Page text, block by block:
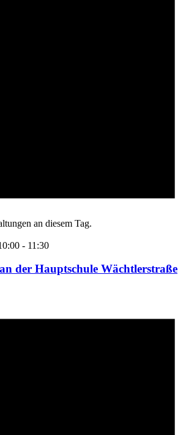
an diesem Tag.
- 11:30
der Hauptschule Wächtlerstraße